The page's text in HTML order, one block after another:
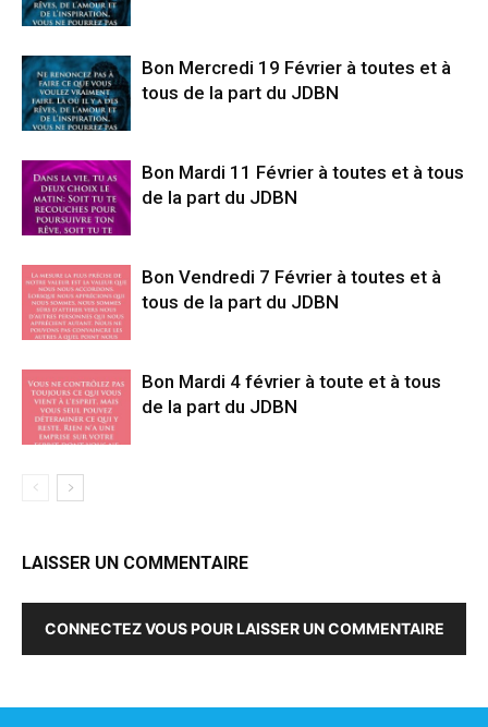
Bon Mercredi 19 Février à toutes et à
tous de la part du JDBN
Bon Mardi 11 Février à toutes et à tous
de la part du JDBN
Bon Vendredi 7 Février à toutes et à
tous de la part du JDBN
Bon Mardi 4 février à toute et à tous
de la part du JDBN
LAISSER UN COMMENTAIRE
CONNECTEZ VOUS POUR LAISSER UN COMMENTAIRE